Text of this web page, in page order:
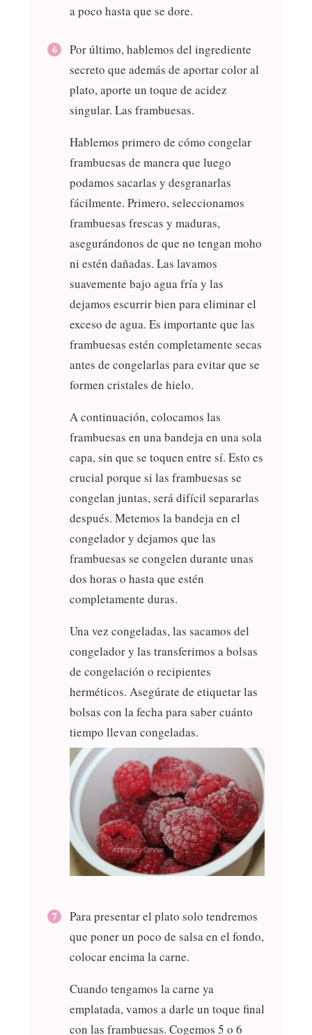
a poco hasta que se dore.
Por último, hablemos del ingrediente
secreto que además de aportar color al
plato, aporte un toque de acidez
singular. Las frambuesas.
Hablemos primero de cómo congelar
frambuesas de manera que luego
podamos sacarlas y desgranarlas
fácilmente. Primero, seleccionamos
frambuesas frescas y maduras,
asegurándonos de que no tengan moho
ni estén dañadas. Las lavamos
suavemente bajo agua fría y las
dejamos escurrir bien para eliminar el
exceso de agua. Es importante que las
frambuesas estén completamente secas
antes de congelarlas para evitar que se
formen cristales de hielo.
A continuación, colocamos las
frambuesas en una bandeja en una sola
capa, sin que se toquen entre sí. Esto es
crucial porque si las frambuesas se
congelan juntas, será difícil separarlas
después. Metemos la bandeja en el
congelador y dejamos que las
frambuesas se congelen durante unas
dos horas o hasta que estén
completamente duras.
Una vez congeladas, las sacamos del
congelador y las transferimos a bolsas
de congelación o recipientes
herméticos. Asegúrate de etiquetar las
bolsas con la fecha para saber cuánto
tiempo llevan congeladas.
Para presentar el plato solo tendremos
que poner un poco de salsa en el fondo,
colocar encima la carne.
Cuando tengamos la carne ya
emplatada, vamos a darle un toque final
con las frambuesas. Cogemos 5 o 6